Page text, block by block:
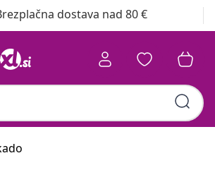
dostava nad 80 €